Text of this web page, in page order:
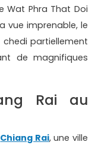
Wat Phra That Doi
vue imprenable, le
partiellement
de magnifiques
Rai au
Chiang Rai, une ville